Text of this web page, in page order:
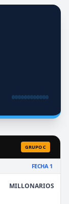
GRUPO C
FECHA 1
MILLONARIOS